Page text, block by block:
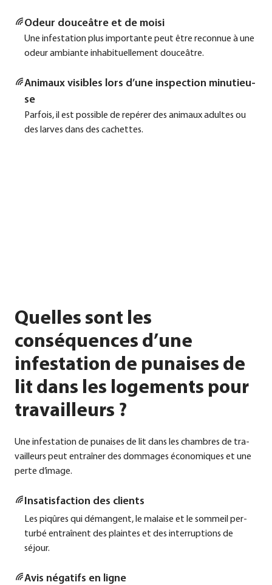
Odeur douceât­re et de moi­si
Une infe­sta­ti­on plus importan­te peut être recon­nue à une
odeur ambi­an­te inha­bi­tu­el­le­ment douceât­re.
Ani­maux visi­bles lors d’une inspec­tion minu­ti­eu­
se
Par­fois, il est pos­si­ble de repé­rer des ani­maux adul­tes ou
des lar­ves dans des cachet­tes.
Quelles sont les
conséquences d’une
infestation de punaises de
lit dans les logements pour
travailleurs ?
Une infe­sta­ti­on de punai­ses de lit dans les cham­bres de tra­
vail­leurs peut ent­raî­ner des dom­mages éco­no­mi­ques et une
per­te d’image.
Insa­tis­fac­tion des cli­ents
Les piqû­res qui déman­gent, le malai­se et le som­meil per­
tur­bé ent­raî­nent des plain­tes et des inter­rup­ti­ons de
séjour.
Avis néga­tifs en ligne